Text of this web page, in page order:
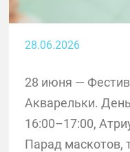
28.06.2026
28 июня —
Акварельки.
16:00–17:00,
Парад маскотов,